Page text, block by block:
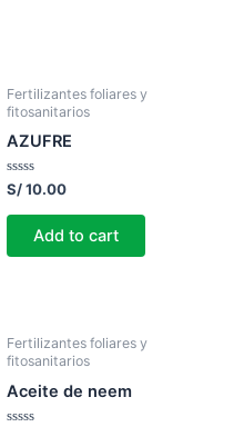
Fertilizantes foliares y
fitosanitarios
AZUFRE
Rated
out
S/10.00
Add to cart
Fertilizantes foliares y
fitosanitarios
Aceite de neem